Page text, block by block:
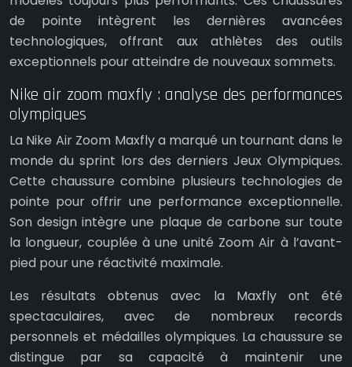
de pointe intègrent les dernières avancées
technologiques, offrant aux athlètes des outils
exceptionnels pour atteindre de nouveaux sommets.
Nike air zoom maxfly : analyse des performances
olympiques
La Nike Air Zoom Maxfly a marqué un tournant dans le
monde du sprint lors des derniers Jeux Olympiques.
Cette chaussure combine plusieurs technologies de
pointe pour offrir une performance exceptionnelle.
Son design intègre une plaque de carbone sur toute
la longueur, couplée à une unité Zoom Air à l’avant-
pied pour une réactivité maximale.
Les résultats obtenus avec la Maxfly ont été
spectaculaires, avec de nombreux records
personnels et médailles olympiques. La chaussure se
distingue par sa capacité à maintenir une